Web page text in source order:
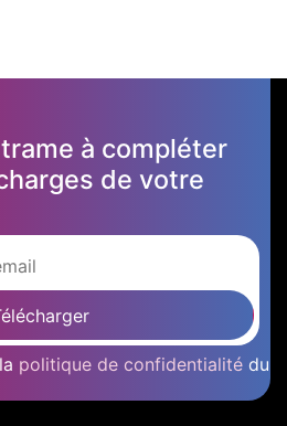
à compléter
de votre
politique de confidentialité du